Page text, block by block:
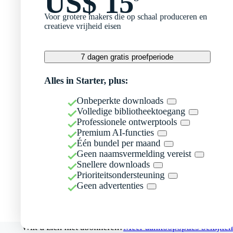
Voor grotere makers die op schaal produceren en
creatieve vrijheid eisen
7 dagen gratis proefperiode
Alles in Starter, plus:
Onbeperkte downloads
Volledige bibliotheektoegang
Professionele ontwerptools
Premium AI-functies
Één bundel per maand
Geen naamsvermelding vereist
Snellere downloads
Prioriteitsondersteuning
Geen advertenties
Wilt u zich niet abonneren?Meer aankoopopties bekijken